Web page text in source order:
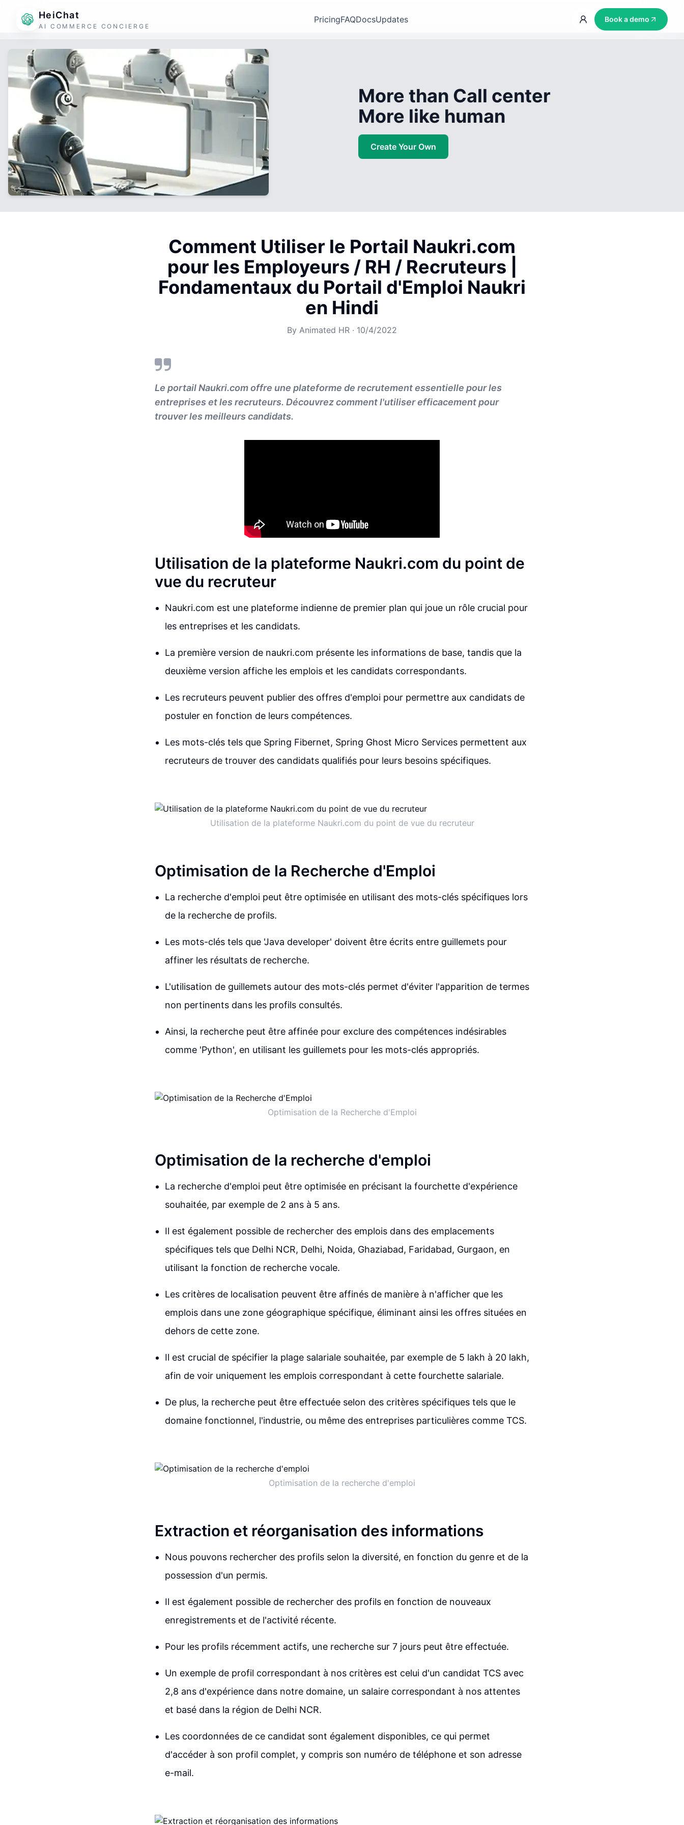
HeiChat
AI COMMERCE CONCIERGE
PricingFAQDocsUpdates Book a demo
More than Call center
More like human
Create Your Own
Comment Utiliser le Portail Naukri.com
pour les Employeurs / RH / Recruteurs |
Fondamentaux du Portail d'Emploi Naukri
en Hindi
By Animated HR · 10/4/2022
Le portail Naukri.com offre une plateforme de recrutement essentielle pour les
entreprises et les recruteurs. Découvrez comment l'utiliser efficacement pour
trouver les meilleurs candidats.
Utilisation de la plateforme Naukri.com du point de
vue du recruteur
Naukri.com est une plateforme indienne de premier plan qui joue un rôle crucial pour
les entreprises et les candidats.
La première version de naukri.com présente les informations de base, tandis que la
deuxième version affiche les emplois et les candidats correspondants.
Les recruteurs peuvent publier des offres d'emploi pour permettre aux candidats de
postuler en fonction de leurs compétences.
Les mots-clés tels que Spring Fibernet, Spring Ghost Micro Services permettent aux
recruteurs de trouver des candidats qualifiés pour leurs besoins spécifiques.
Utilisation de la plateforme Naukri.com du point de vue du recruteur
Optimisation de la Recherche d'Emploi
La recherche d'emploi peut être optimisée en utilisant des mots-clés spécifiques lors
de la recherche de profils.
Les mots-clés tels que 'Java developer' doivent être écrits entre guillemets pour
affiner les résultats de recherche.
L'utilisation de guillemets autour des mots-clés permet d'éviter l'apparition de termes
non pertinents dans les profils consultés.
Ainsi, la recherche peut être affinée pour exclure des compétences indésirables
comme 'Python', en utilisant les guillemets pour les mots-clés appropriés.
Optimisation de la Recherche d'Emploi
Optimisation de la recherche d'emploi
La recherche d'emploi peut être optimisée en précisant la fourchette d'expérience
souhaitée, par exemple de 2 ans à 5 ans.
Il est également possible de rechercher des emplois dans des emplacements
spécifiques tels que Delhi NCR, Delhi, Noida, Ghaziabad, Faridabad, Gurgaon, en
utilisant la fonction de recherche vocale.
Les critères de localisation peuvent être affinés de manière à n'afficher que les
emplois dans une zone géographique spécifique, éliminant ainsi les offres situées en
dehors de cette zone.
Il est crucial de spécifier la plage salariale souhaitée, par exemple de 5 lakh à 20 lakh,
afin de voir uniquement les emplois correspondant à cette fourchette salariale.
De plus, la recherche peut être effectuée selon des critères spécifiques tels que le
domaine fonctionnel, l'industrie, ou même des entreprises particulières comme TCS.
Optimisation de la recherche d'emploi
Extraction et réorganisation des informations
Nous pouvons rechercher des profils selon la diversité, en fonction du genre et de la
possession d'un permis.
Il est également possible de rechercher des profils en fonction de nouveaux
enregistrements et de l'activité récente.
Pour les profils récemment actifs, une recherche sur 7 jours peut être effectuée.
Un exemple de profil correspondant à nos critères est celui d'un candidat TCS avec
2,8 ans d'expérience dans notre domaine, un salaire correspondant à nos attentes
et basé dans la région de Delhi NCR.
Les coordonnées de ce candidat sont également disponibles, ce qui permet
d'accéder à son profil complet, y compris son numéro de téléphone et son adresse
e-mail.